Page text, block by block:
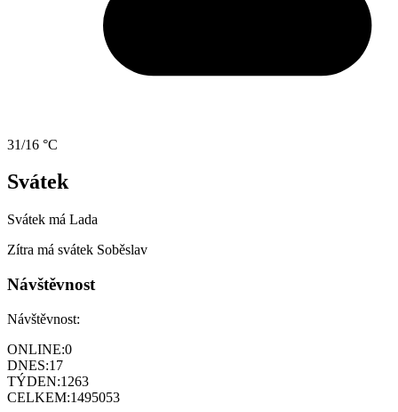
31/16 °C
Svátek
Svátek má Lada
Zítra má svátek Soběslav
Návštěvnost
Návštěvnost:
ONLINE:0
DNES:17
TÝDEN:1263
CELKEM:1495053